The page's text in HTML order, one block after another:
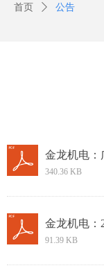
首页 ꄲ 公告
340.36 KB
91.39 KB